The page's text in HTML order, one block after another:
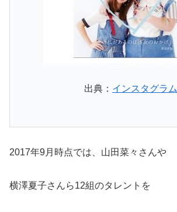
出典： インスタグラム
2017年9月時点では、山田菜々さんや
横澤夏子さんら12組のタレントを